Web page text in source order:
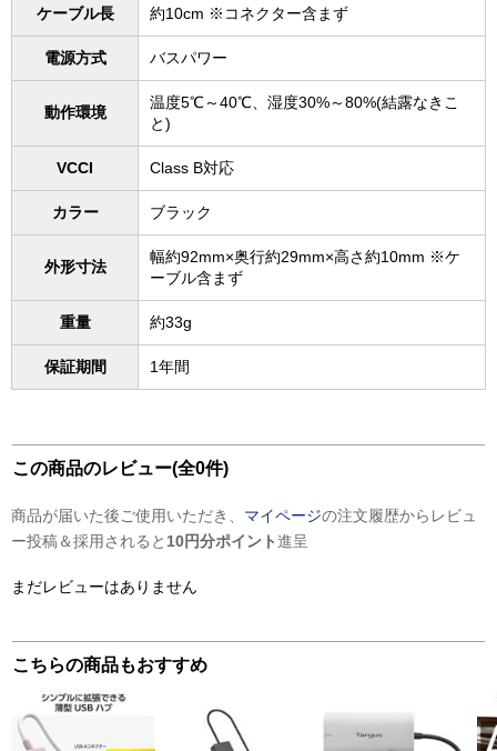
ケーブル長 約10cm ※コネクター含まず
電源方式 バスパワー
動作環境
温度5℃～40℃、湿度30%～80%(結露なきこ
と)
VCCI Class B対応
カラー ブラック
外形寸法
幅約92mm×奥行約29mm×高さ約10mm ※ケ
ーブル含まず
重量 約33g
保証期間 1年間
この商品のレビュー(全0件)
商品が届いた後ご使用いただき、 マイページの注文履歴からレビュ
ー投稿＆採用されると 10円分ポイント進呈
まだレビューはありません
こちらの商品もおすすめ